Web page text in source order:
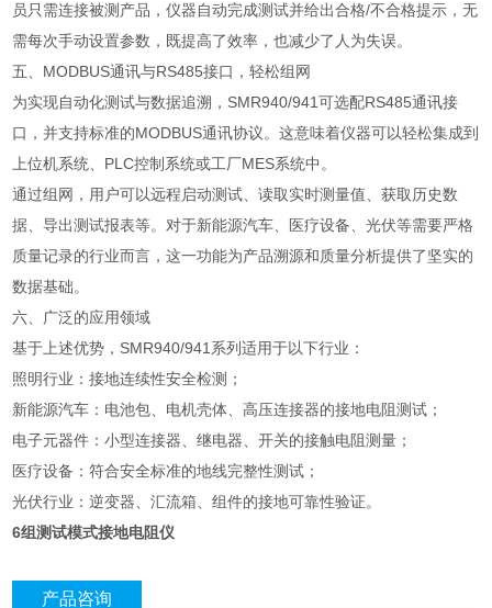
员只需连接被测产品，仪器自动完成测试并给出合格/不合格提示，无
需每次手动设置参数，既提高了效率，也减少了人为失误。
五、MODBUS通讯与RS485接口，轻松组网
为实现自动化测试与数据追溯，SMR940/941可选配RS485通讯接
口，并支持标准的MODBUS通讯协议。这意味着仪器可以轻松集成到
上位机系统、PLC控制系统或工厂MES系统中。
通过组网，用户可以远程启动测试、读取实时测量值、获取历史数
据、导出测试报表等。对于新能源汽车、医疗设备、光伏等需要严格
质量记录的行业而言，这一功能为产品溯源和质量分析提供了坚实的
数据基础。
六、广泛的应用领域
基于上述优势，SMR940/941系列适用于以下行业：
照明行业：接地连续性安全检测；
新能源汽车：电池包、电机壳体、高压连接器的接地电阻测试；
电子元器件：小型连接器、继电器、开关的接触电阻测量；
医疗设备：符合安全标准的地线完整性测试；
光伏行业：逆变器、汇流箱、组件的接地可靠性验证。
6组测试模式接地电阻仪
产品咨询